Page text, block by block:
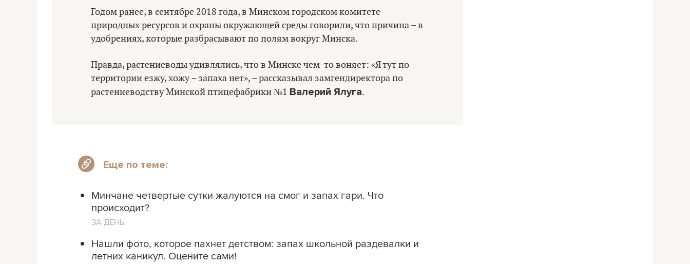
Годом ранее, в сентябре 2018 года, в Минском городском комитете
природных ресурсов и охраны окружающей среды говорили, что причина – в
удобрениях, которые разбрасывают по полям вокруг Минска.
Правда, растениеводы удивлялись, что в Минске чем-то воняет: «Я тут по
территории езжу, хожу – запаха нет», – рассказывал замгендиректора по
растениеводству Минской птицефабрики №1 Валерий Ялуга.
Еще по теме:
Минчане четвертые сутки жалуются на смог и запах гари. Что
происходит?
ЗА ДЕНЬ
Нашли фото, которое пахнет детством: запах школьной раздевалки и
летних каникул. Оцените сами!